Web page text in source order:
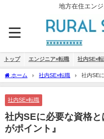
地方在住エン
トップ エンジニア×転職 社内SE×
ホーム 社内SE×転職
社内SE
イント』
社内SE×転職
社内SEに必要な資格
がポイント』